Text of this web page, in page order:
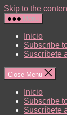
Skip to the
Menu
Inicio
Subscribe
Suscríbete
Close Menu
Inicio
Subscribe
Suscríbete